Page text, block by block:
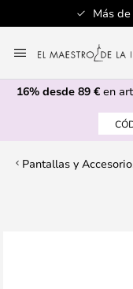
Más
al
contenido
16% desde 89 € en
Pantallas y